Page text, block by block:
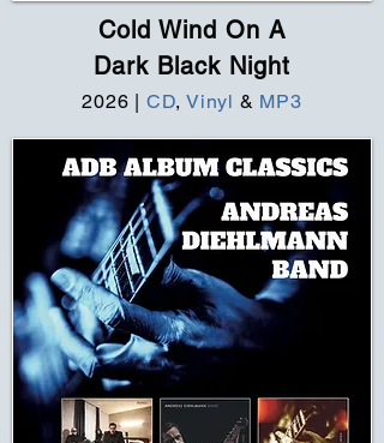
Cold Wind On A
Dark Black Night
2026 CD, Vinyl & MP3